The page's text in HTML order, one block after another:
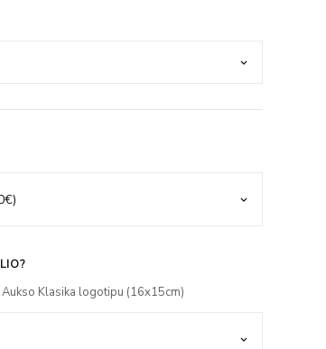
Klasika logotipu (16x15cm)